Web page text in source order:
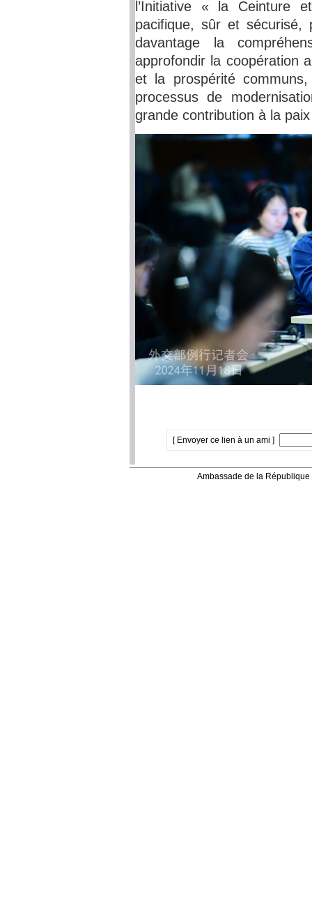
l’Initiative « la Ceinture
pacifique, sûr et sécurisé,
davantage la
approfondir la coopération
et la prospérité
processus de
grande contribution à la
[ Envoyer ce lien à un ami ]
Ambassade de la